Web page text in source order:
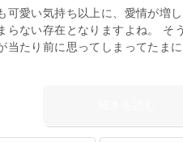
愛い気持ち以上に、愛情が増し
らない存在となりますよね。 そ
当たり前に思ってしまってたま